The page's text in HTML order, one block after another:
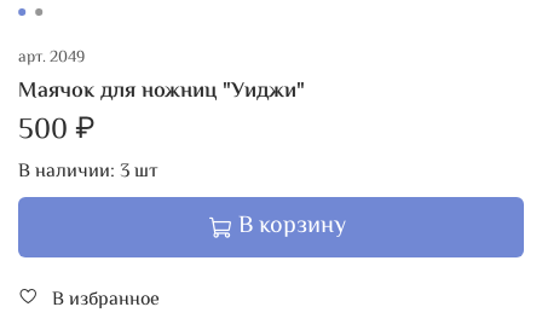
арт.2049
Маячок для ножниц "Уиджи"
500 ₽
В наличии: 3шт
В корзину
В избранное